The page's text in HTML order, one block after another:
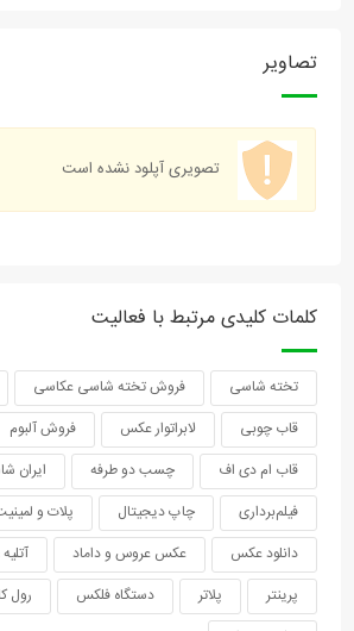
تصاویر
تصویری آپلود نشده است
کلمات کلیدی مرتبط با فعالیت
تخته شاسی فروش تخته شاسی عکاسی
قاب چوبی
لابراتوار عکس فروش آلبوم
قاب ام دی اف
چسب دو طرفه ایران
فیلم‌برداری
چاپ دیجیتال پلات و
دانلود عکس
عکس عروس و داماد
پرینتر
پلاتر دستگاه فلکس
رول